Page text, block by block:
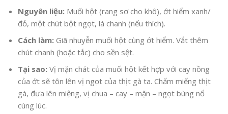
Nguyên liệu: Muối hột (rang sơ cho khô), ớt hiểm xanh/
đỏ, một chút bột ngọt, lá chanh (nếu thích).
Cách làm: Giã nhuyễn muối hột cùng ớt hiểm. Vắt thêm
chút chanh (hoặc tắc) cho sền sệt.
Tại sao: Vị mặn chát của muối hột kết hợp với cay nồng
của ớt sẽ tôn lên vị ngọt của thịt gà ta. Chấm miếng thịt
gà, đưa lên miệng, vị chua – cay – mặn – ngọt bùng nổ
cùng lúc.